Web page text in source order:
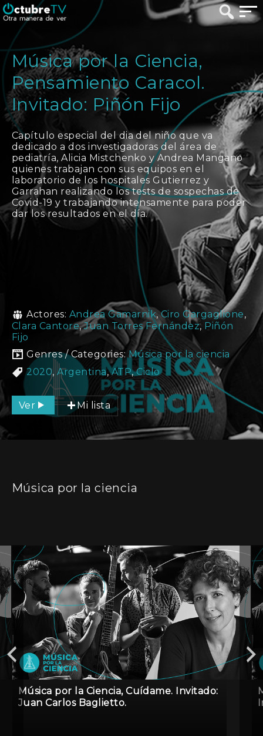
Música por la Ciencia,
Pensamiento Caracol.
Invitado: Piñón Fijo
Capítulo especial del dia del niño que va
dedicado a dos investigadoras del área de
pediatría, Alicia Mistchenko y Andrea Mangano
quienes trabajan con sus equipos en el
laboratorio de los hospitales Gutierrez y
Garrahan realizando los tests de sospechas de
Covid-19 y trabajando intensamente para poder
dar los resultados en el día.
Actores: Andrea Gamarnik,Ciro Gargaglione,
Clara Cantore,Juan Torres Fernández, Piñón
Fijo
Genres / Categories: Música por la ciencia
2020,Argentina,ATP,Ciclo
Ver Mi lista
Música por la ciencia
Música por la Ciencia, Cuídame. Invitado:
Juan Carlos Baglietto.